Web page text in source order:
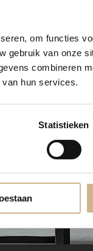
om functies
gebruik van onze
combineren
hun services.
Statistieken